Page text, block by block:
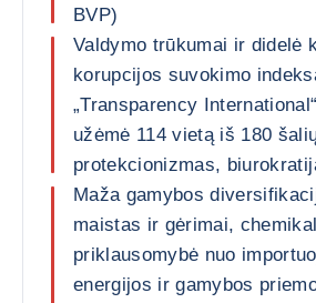
BVP)
Valdymo trūkumai ir didelė
korupcijos suvokimo
„Transparency
užėmė 114 vietą iš 180
protekcionizmas,
Maža gamybos
maistas ir gėrimai,
priklausomybė nuo
energijos ir gamybos